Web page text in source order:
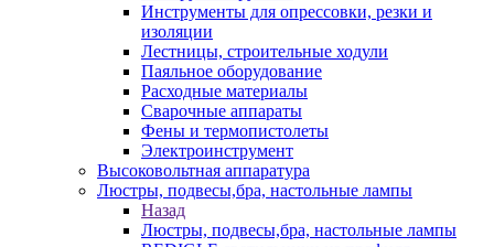
Инструменты для опрессовки, резки и
изоляции
Лестницы, строительные ходули
Паяльное оборудование
Расходные материалы
Сварочные аппараты
Фены и термопистолеты
Электроинструмент
Высоковольтная аппаратура
Люстры, подвесы,бра, настольные лампы
Назад
Люстры, подвесы,бра, настольные лампы